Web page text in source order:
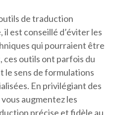
de traduction
est conseillé d’éviter les
qui pourraient être
outils ont parfois du
le sens de formulations
En privilégiant des
augmentez les
précise et fidèle au